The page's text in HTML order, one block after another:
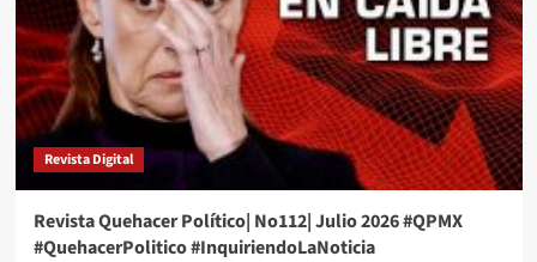
Revista Digital
Revista Quehacer Político| No112| Julio 2026 #QPMX
#QuehacerPolitico #InquiriendoLaNoticia